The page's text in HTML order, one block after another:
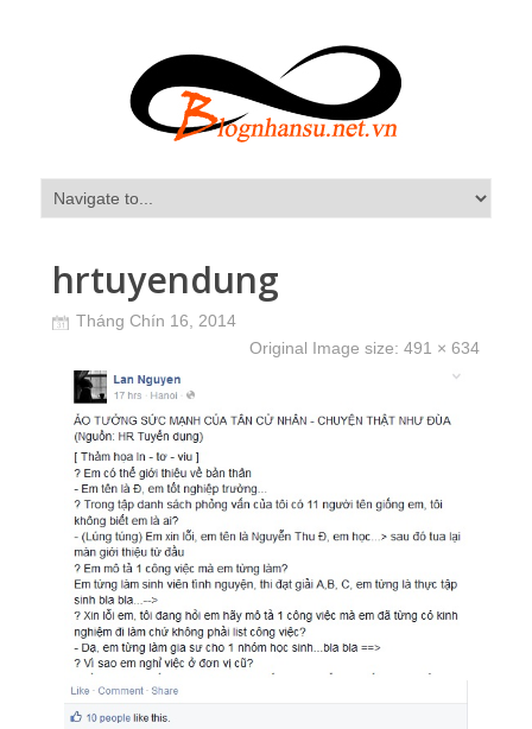
hrtuyendung
Tháng Chín 16, 2014
Original Image size: 491 × 634